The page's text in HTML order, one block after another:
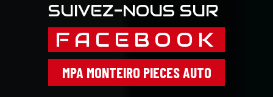
SUIVEZ-NOUS SUR
FACEBOOK
MPA MONTEIRO PIECES AUTO